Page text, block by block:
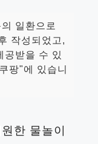
일환으로
작성되었고,
공받을 수 있
팡"에 있습니
한 물놀이